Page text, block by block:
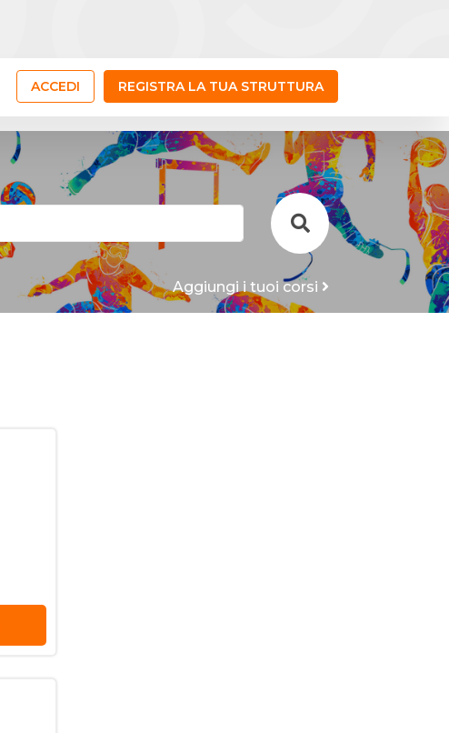
ACCEDI REGISTRA LA TUA STRUTTURA
Aggiungi i tuoi corsi